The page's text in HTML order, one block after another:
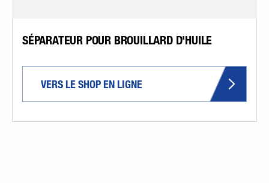
SÉPARATEUR POUR BROUILLARD D'HUILE
VERS LE SHOP EN LIGNE